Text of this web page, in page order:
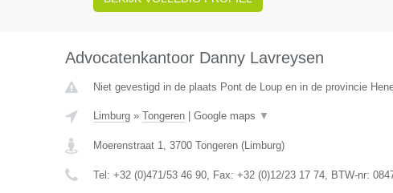
Advocatenkantoor Danny Lavreysen
Niet gevestigd in de plaats Pont de Loup en in de provincie
Limburg» Tongeren| Google maps ▼
Moerenstraat 1, 3700 Tongeren(Limburg)
Tel: +32 (0)471/53 46 90, Fax: +32 (0)12/23 17 74, BTW-nr: